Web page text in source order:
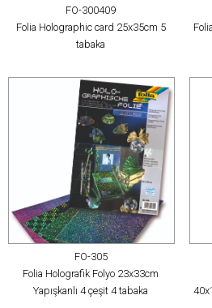
FO-300409
Folia Holographic card 25x35cm 5
tabaka
FO-305
Folia Holografik Folyo 23x33cm
Yapışkanlı 4 çeşit 4 tabaka